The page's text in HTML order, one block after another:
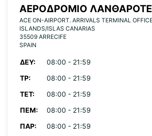
ΑΕΡΟΔΡΌΜΙΟ ΛΑΝΘΑΡΌΤΕ
ACE ON-AIRPORT. ARRIVALS TERMINAL
ISLANDS/ISLAS CANARIAS
35509 ARRECIFE
SPAIN
ΔΕΥ:
08:00 - 21:59
ΤΡ:
08:00 - 21:59
ΤΕΤ:
08:00 - 21:59
ΠΈΜ:
08:00 - 21:59
ΠΑΡ:
08:00 - 21:59